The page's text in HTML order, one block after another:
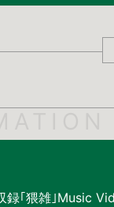
録｢猥雑｣Music